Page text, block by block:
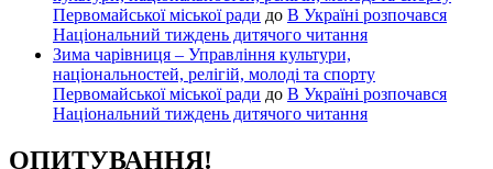
Первомайської міської ради до В Україні розпочався
Національний тиждень дитячого читання
Зима чарівниця – Управління культури,
національностей, релігій, молоді та спорту
Первомайської міської ради до В Україні розпочався
Національний тиждень дитячого читання
ОПИТУВАННЯ!